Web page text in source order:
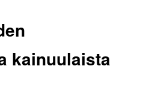
kainuulaista